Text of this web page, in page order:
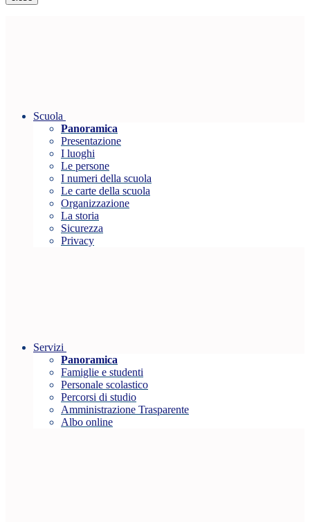
Scuola
Panoramica
Presentazione
I luoghi
Le persone
I numeri della scuola
Le carte della scuola
Organizzazione
La storia
Sicurezza
Privacy
Servizi
Panoramica
Famiglie e studenti
Personale scolastico
Percorsi di studio
Amministrazione Trasparente
Albo online